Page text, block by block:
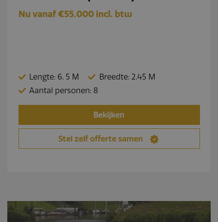
Nu vanaf €55.000 incl. btw
Lengte: 6. 5 M
Breedte: 2.45 M
Aantal personen: 8
Bekijken
Stel zelf offerte samen